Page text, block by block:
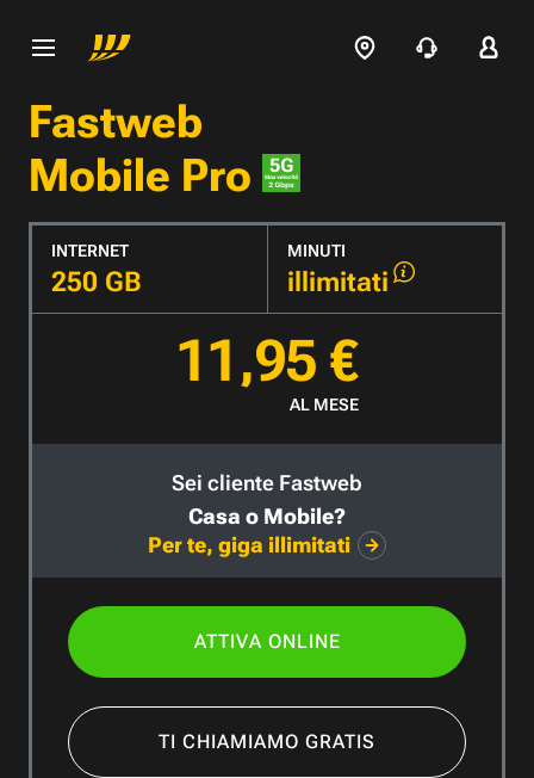
Fastweb
Mobile Pro
INTERNET
250 GB
MINUTI
illimitati
11,95 €
AL MESE
Sei cliente Fastweb
Casa o Mobile?
Per te, giga illimitati
ATTIVA ONLINE
TI CHIAMIAMO GRATIS